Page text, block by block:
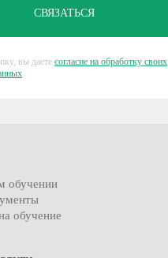
вы даете согласие на обработку своих
обучении
обучение